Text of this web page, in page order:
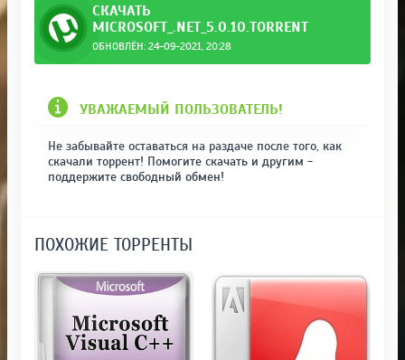
СКАЧАТЬ
MICROSOFT_.NET_5.0.10.TORRENT
ОБНОВЛЁН: 24-09-2021, 20:28
УВАЖАЕМЫЙ ПОЛЬЗОВАТЕЛЬ!
Не забывайте оставаться на раздаче после того, как
скачали торрент! Помогите скачать и другим -
поддержите свободный обмен!
ПОХОЖИЕ ТОРРЕНТЫ